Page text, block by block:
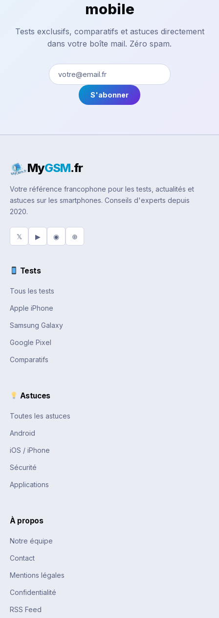
mobile
Tests exclusifs, comparatifs et astuces directement
dans votre boîte mail. Zéro spam.
S'abonner
MyGSM.fr
Votre référence francophone pour les tests, actualités et
astuces sur les smartphones. Conseils d'experts depuis
2020.
𝕏 ▶ ◉ ⊕
Tests
Tous les tests
Apple iPhone
Samsung Galaxy
Google Pixel
Comparatifs
Astuces
Toutes les astuces
Android
iOS / iPhone
Sécurité
Applications
À propos
Notre équipe
Contact
Mentions légales
Confidentialité
RSS Feed